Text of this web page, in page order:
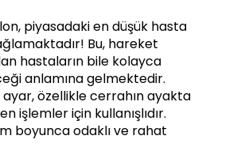
piyasadaki en düşük hasta
Bu, hareket
hastaların bile kolayca
anlamına gelmektedir.
özellikle cerrahın ayakta
işlemler için kullanışlıdır.
boyunca odaklı ve rahat